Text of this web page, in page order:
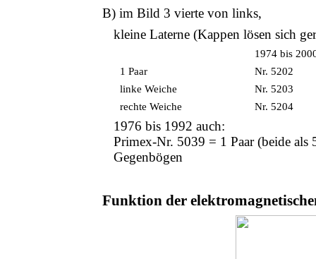
B) im Bild 3 vierte von links,
kleine Laterne (Kappen lösen sich
1974 bis
1 Paar
Nr. 5202
linke Weiche
Nr. 5203
rechte Weiche
Nr. 5204
1976 bis 1992 auch:
Primex-Nr. 5039 = 1 Paar (beide als
Gegenbögen
Funktion der